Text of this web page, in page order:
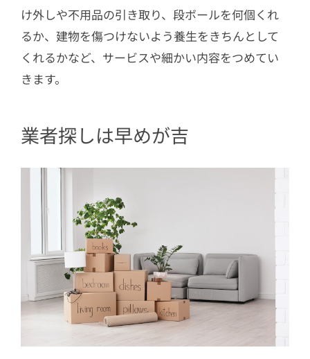
け外しや不用品の引き取り、段ボールを何個くれ
るか、建物を傷つけないよう養生をきちんとして
くれるかなど、サービスや細かい内容をつめてい
きます。
業者探しは早めが吉